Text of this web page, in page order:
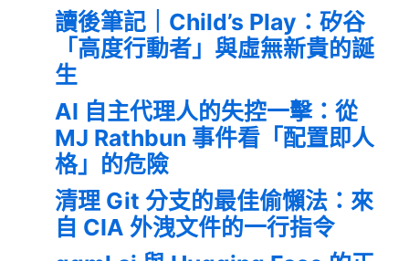
讀後筆記｜Child’s Play：矽谷
「高度行動者」與虛無新貴的誕
生
AI 自主代理人的失控一擊：從
MJ Rathbun 事件看「配置即人
格」的危險
清理 Git 分支的最佳偷懶法：來
自 CIA 外洩文件的一行指令